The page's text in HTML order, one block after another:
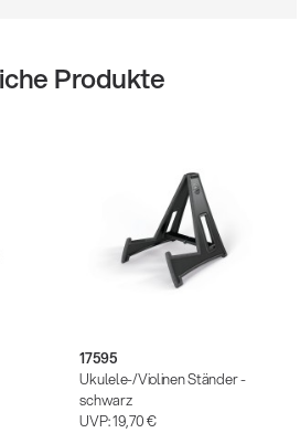
55 Produkte
17595
Ukulele-/Violinen Ständer -
schwarz
UVP:19,70 €